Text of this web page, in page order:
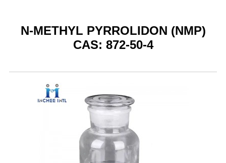
N-METHYL PYRROLIDON (NMP)
CAS: 872-50-4